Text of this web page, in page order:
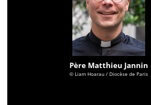
Père Matthieu Jannin
© Liam Hoarau / Diocèse de Paris